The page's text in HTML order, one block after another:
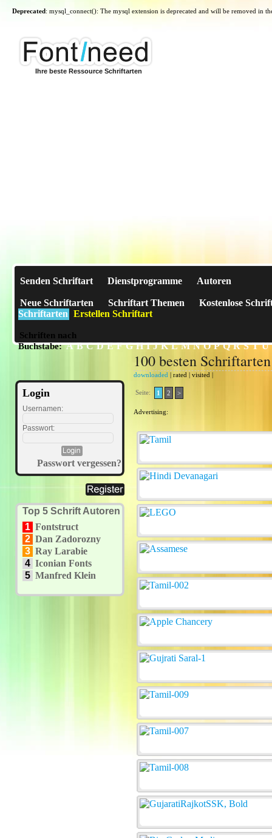
Deprecated: mysql_connect(): The mysql extension is deprecated and will be removed in
Ihre beste Ressource Schriftarten
Senden Schriftart Dienstprogramme Autoren
Neue Schriftarten Schriftart Themen
Kostenlose
Schriftarten Erstellen Schriftart
Schriften nach
Buchstabe:A B C D E F G H I J K L M N O P Q R S T U
Login
Usernamen:
Passwort:
Passwort vergessen?
Top 5 Schrift Autoren
1 Fontstruct
2 Dan Zadorozny
3 Ray Larabie
4 Iconian Fonts
5 Manfred Klein
100 besten
downloaded | rated | visited |
Seite: 1 2 >
Advertising: